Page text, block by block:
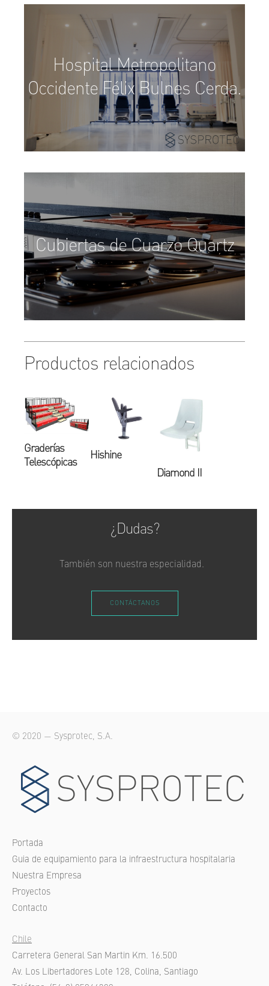
Hospital Metropolitano
Occidente Félix Bulnes Cerda.
Cubiertas de Cuarzo Quartz
Productos relacionados
Graderías
Telescópicas
Hishine
Diamond II
¿Dudas?
También son nuestra especialidad.
CONTÁCTANOS
© 2020 — Sysprotec, S.A.
Portada
Guia de equipamiento para la infraestructura hospitalaria
Nuestra Empresa
Proyectos
Contacto
Chile
Carretera General San Martin Km. 16.500
Av. Los Libertadores Lote 128, Colina, Santiago